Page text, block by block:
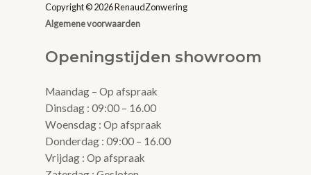
Copyright © 2026 RenaudZonwering
Algemene voorwaarden
Openingstijden showroom
Maandag – Op afspraak
Dinsdag : 09:00 – 16.00
Woensdag : Op afspraak
Donderdag : 09:00 – 16.00
Vrijdag : Op afspraak